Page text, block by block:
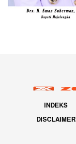
INDEKS
DISCLAIMER